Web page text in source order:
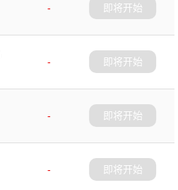
-
即将开始
-
即将开始
-
即将开始
-
即将开始